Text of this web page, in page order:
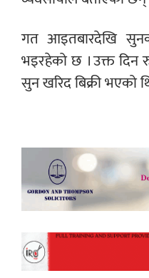
गत आइतबारदेखि
भइरहेको छ । उक्त दिन
सुन खरिद बिक्री भएको